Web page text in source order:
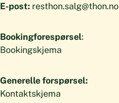
E-post: resthon.salg@thon.no
Bookingforespørsel:
Bookingskjema
Generelle forspørsel:
Kontaktskjema